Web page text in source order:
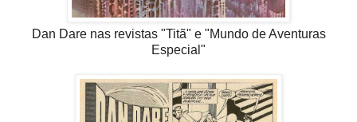
Dan Dare nas revistas "Titã" e "Mundo de Aventuras
Especial"